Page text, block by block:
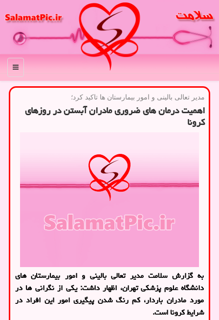
منو
مدیر تعالی بالینی و امور بیمارستان ها تاكید كرد؛
اهمیت درمان های ضروری مادران آبستن در روزهای
كرونا
به گزارش سلامت مدیر تعالی بالینی و امور بیمارستان های
دانشگاه علوم پزشكی تهران، اظهار داشت: یكی از نگرانی ها در
مورد مادران باردار، كم رنگ شدن پیگیری امور این افراد در
شرایط كرونا است.